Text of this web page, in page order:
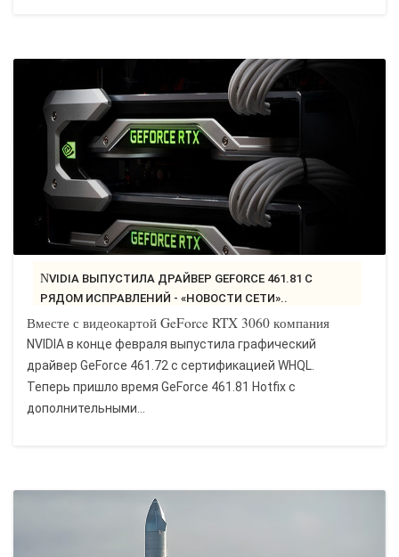
NVIDIA ВЫПУСТИЛА ДРАЙВЕР GEFORCE 461.81 С
РЯДОМ ИСПРАВЛЕНИЙ - «НОВОСТИ СЕТИ»..
Вместе с видеокартой GeForce RTX 3060 компания
NVIDIA в конце февраля выпустила графический
драйвер GeForce 461.72 с сертификацией WHQL.
Теперь пришло время GeForce 461.81 Hotfix с
дополнительными...